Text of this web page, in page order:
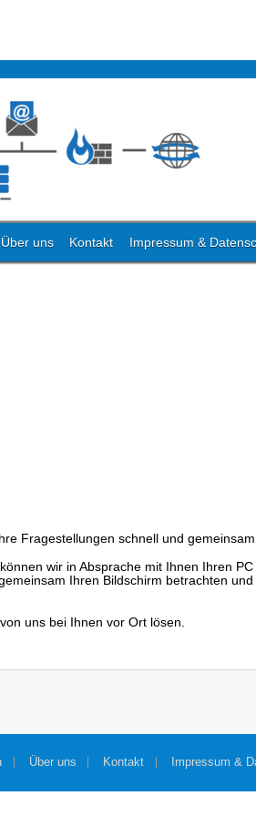
Über uns Kontakt Impressum &
Fragestellungen schnell und
wir in Absprache mit Ihnen Ihren
Ihren Bildschirm betrachten
uns bei Ihnen vor Ort lösen.
Über uns Kontakt Impressum &